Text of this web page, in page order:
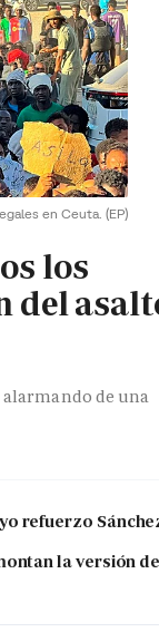
en Ceuta. (EP)
los
del
de una
refuerzo
la versión